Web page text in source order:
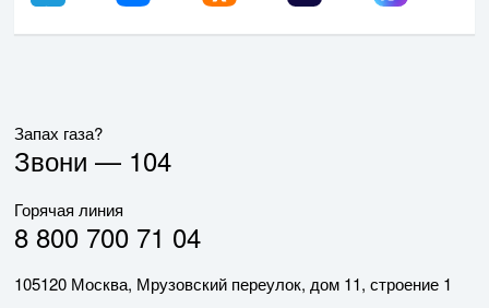
Запах газа?
Звони — 104
Горячая линия
8 800 700 71 04
105120 Москва, Мрузовский переулок, дом 11, строение 1